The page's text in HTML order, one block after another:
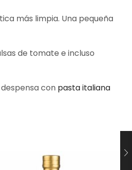
más limpia. Una pequeña
de tomate e incluso
con pasta italiana